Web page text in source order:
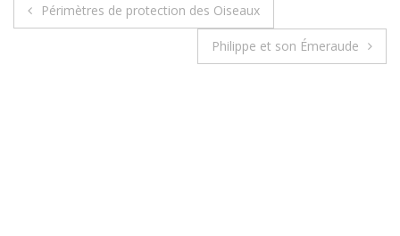
Périmètres de protection des Oiseaux
Philippe et son Émeraude